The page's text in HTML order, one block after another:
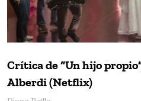
Crítica de “Un hijo
Alberdi (Netflix)